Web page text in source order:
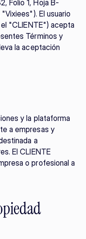
Folio 1, Hoja B-
El usuario
"CLIENTE") acepta
Términos y
la aceptación
y la plataforma
a empresas y
a
El CLIENTE
o profesional a